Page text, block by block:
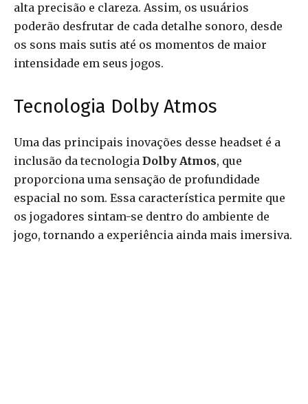
alta precisão e clareza. Assim, os usuários
poderão desfrutar de cada detalhe sonoro, desde
os sons mais sutis até os momentos de maior
intensidade em seus jogos.
Tecnologia Dolby Atmos
Uma das principais inovações desse headset é a
inclusão da tecnologia Dolby Atmos, que
proporciona uma sensação de profundidade
espacial no som. Essa característica permite que
os jogadores sintam-se dentro do ambiente de
jogo, tornando a experiência ainda mais imersiva.